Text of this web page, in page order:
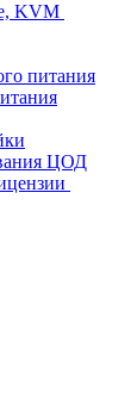
KVM
питания
ЦОД